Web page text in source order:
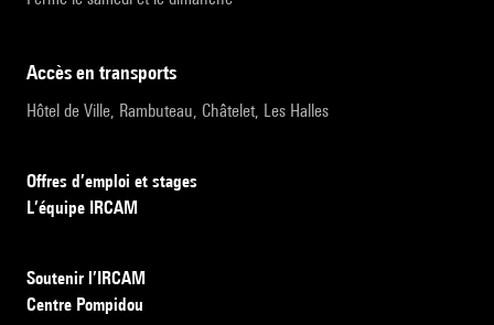
accès en transports
Hôtel de Ville, Rambuteau, Châtelet, Les Halles
Offres d’emploi et stages
L’équipe IRCAM
Soutenir l’IRCAM
Centre Pompidou